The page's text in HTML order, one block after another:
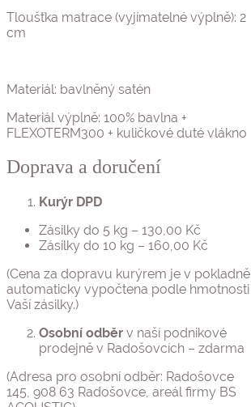
Tloušťka matrace (vyjímatelné výplně): 2
cm
Materiál: bavlněný satén
Materiál výplně: 100% bavlna +
FLEXOTERM300 + kuličkové duté vlákno
Doprava a doručení
Kurýr DPD
Zásilky do 5 kg – 130,00 Kč
Zásilky do 10 kg – 160,00 Kč
(Cena za dopravu kurýrem je v pokladně
automaticky vypočtena podle hmotnosti
Vaší zásilky.)
Osobní odběr v naší podnikové
prodejně v Radošovcích – zdarma
(Adresa pro osobní odběr: Radošovce
145, 908 63 Radošovce, areál firmy BS